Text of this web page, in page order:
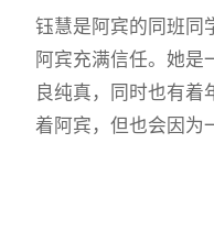
钰慧是阿宾的同班同
阿宾充满信任。她是
良纯真，同时也有着
着阿宾，但也会因为